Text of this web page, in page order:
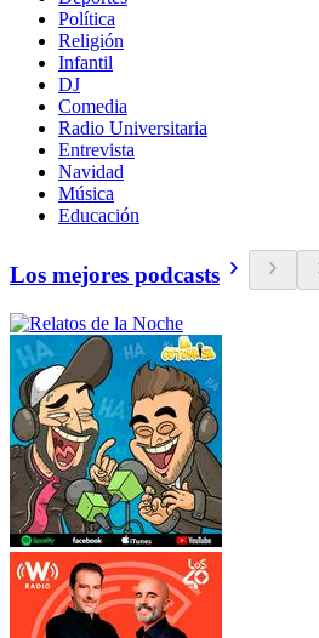
Política
Religión
Infantil
DJ
Comedia
Radio Universitaria
Entrevista
Navidad
Música
Educación
Los mejores podcasts